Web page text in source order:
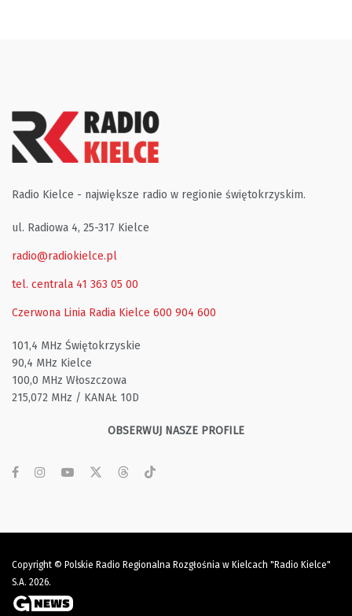
Radio Kielce - największe radio w regionie świętokrzyskim.
ul. Radiowa 4, 25-317 Kielce
radio@radiokielce.pl
tel. centrala 41 363 05 00
Czerwona Linia Radia Kielce 600 904 600
101,4 MHz Świętokrzyskie
90,4 MHz Kielce
100,0 MHz Włoszczowa
215,072 MHz / KANAŁ 10D
OBSERWUJ NASZE PROFILE
Copyright © Polskie Radio Regionalna Rozgłośnia w Kielcach "Radio Kielce"
S.A. 2026.